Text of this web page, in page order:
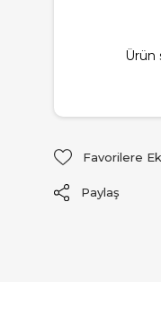
Ürün
Favorilere
Paylaş